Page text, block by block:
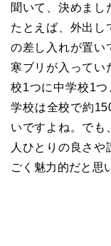
聞いて、決めまし
たとえば、外出し
の差し入れが置い
寒ブリが入ってい
校1つに中学校1
学校は全校で約
いですよね。でも
人ひとりの良さ
ごく魅力的だと思